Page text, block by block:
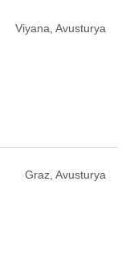
Viyana, Avusturya
Graz, Avusturya